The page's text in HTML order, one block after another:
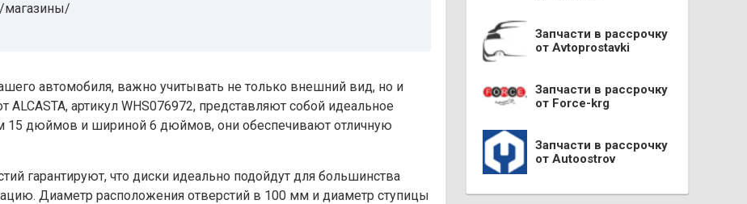
магазины/
автомобиля, важно учитывать не только внешний вид, но и
ALCASTA, артикул WHS076972, представляют собой идеальное
15 дюймов и шириной 6 дюймов, они обеспечивают отличную
гарантируют, что диски идеально подойдут для большинства
Диаметр расположения отверстий в 100 мм и диаметр ступицы
Запчасти в рассрочку
от Avtoprostavki
Запчасти в рассрочку
от Force-krg
Запчасти в рассрочку
от Autoostrov